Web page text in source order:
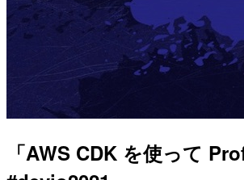
「AWS CDK を使って